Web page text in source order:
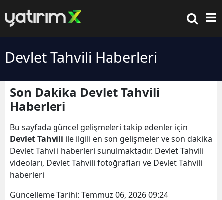
Devlet Tahvili Haberleri
Son Dakika Devlet Tahvili
Haberleri
Bu sayfada güncel gelişmeleri takip edenler için
Devlet Tahvili ile ilgili en son gelişmeler ve son dakika
Devlet Tahvili haberleri sunulmaktadır. Devlet Tahvili
videoları, Devlet Tahvili fotoğrafları ve Devlet Tahvili
haberleri
Güncelleme Tarihi: Temmuz 06, 2026 09:24